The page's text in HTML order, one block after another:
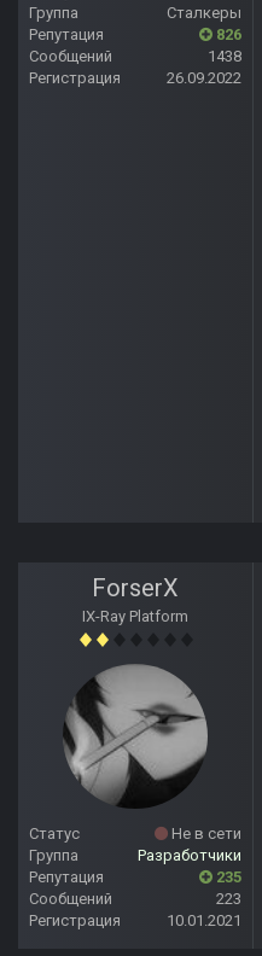
Группа
Сталкеры
Репутация
826
Сообщений
1438
Регистрация
26.09.2022
ForserX
IX-Ray Platform
Статус
Не в сети
Группа
Разработчики
Репутация
235
Сообщений
223
Регистрация
10.01.2021